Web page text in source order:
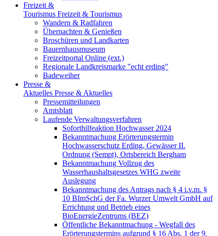
Freizeit &
Tourismus Freizeit & Tourismus
Wandern & Radfahren
Übernachten & Genießen
Broschüren und Landkarten
Bauernhausmuseum
Freizeitportal Online (ext.)
Regionale Landkreismarke "echt erding"
Badeweiher
Presse &
Aktuelles Presse & Aktuelles
Pressemitteilungen
Amtsblatt
Laufende Verwaltungsverfahren
Soforthilfeaktion Hochwasser 2024
Bekanntmachung Erörterungstermin
Hochwasserschutz Erding, Gewässer II.
Ordnung (Sempt), Ortsbereich Bergham
Bekanntmachung Vollzug des
Wasserhaushaltsgesetzes WHG zweite
Auslegung
Bekanntmachung des Antrags nach § 4 i.v.m. §
10 BImSchG der Fa. Wurzer Umwelt GmbH auf
Errichtung und Betrieb eines
BioEnergieZentrums (BEZ)
Öffentliche Bekanntmachung - Wegfall des
Erörterungstermins aufgrund § 16 Abs. 1 der 9.